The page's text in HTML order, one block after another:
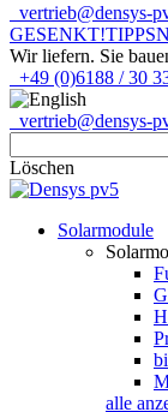
vertrieb@densys-
GESENKT!TIPPS
Wir liefern. Sie
+49 (0)6188 / 30
vertrieb@densys-
Löschen
Solarmodule
alle